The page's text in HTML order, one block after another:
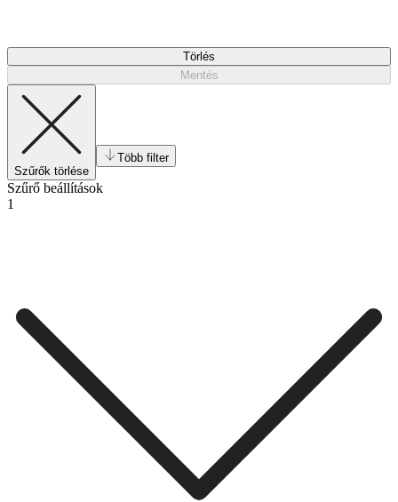
Törlés
Mentés
Szűrők törlése
Több filter
Szűrő beállítások
1